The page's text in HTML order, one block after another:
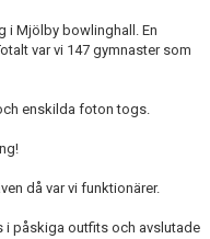
i Mjölby bowlinghall. En
var vi 147 gymnaster som
enskilda foton togs.
då var vi funktionärer.
i påskiga outfits och avslutade